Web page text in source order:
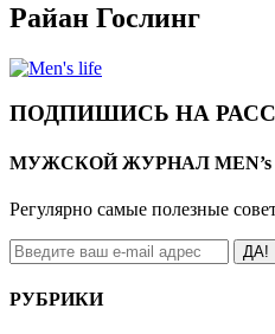
Райан Гослинг
ПОДПИШИСЬ НА
МУЖСКОЙ ЖУРНАЛ MEN’s
Регулярно самые полезные
ДА!
РУБРИКИ